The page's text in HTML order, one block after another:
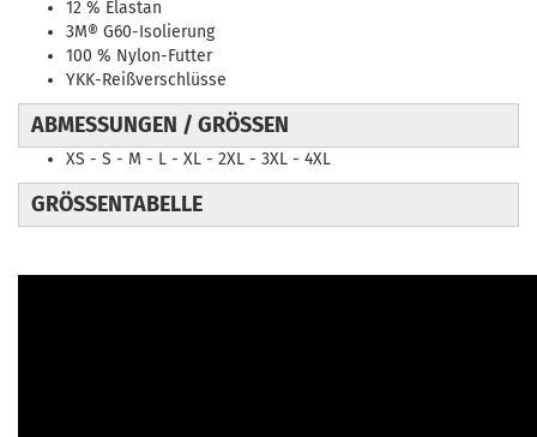
12 % Elastan
3M® G60-Isolierung
100 % Nylon-Futter
YKK-Reißverschlüsse
ABMESSUNGEN / GRÖSSEN
XS - S - M - L - XL - 2XL - 3XL - 4XL
GRÖSSENTABELLE